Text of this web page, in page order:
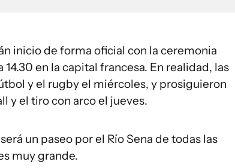
inicio de forma oficial con la ceremonia
en la capital francesa. En realidad, las
y el rugby el miércoles, y prosiguieron
y el tiro con arco el jueves.
un paseo por el Río Sena de todas las
muy grande.